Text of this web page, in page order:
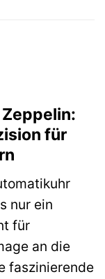
für
nur ein
für
an die
faszinierende